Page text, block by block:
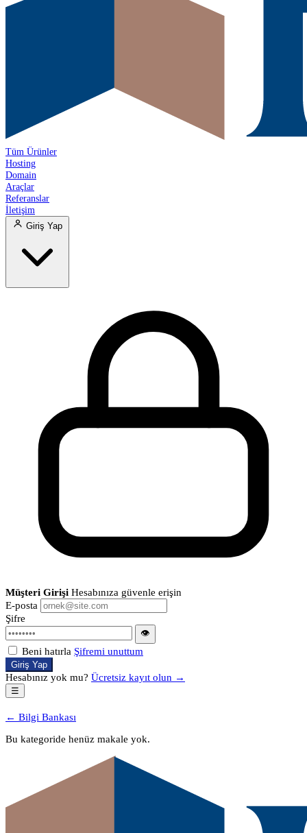
Tüm Ürünler
Hosting
Domain
Araçlar
Referanslar
İletişim
Giriş Yap
Müşteri Girişi Hesabınıza güvenle erişin
E-posta
Şifre
👁
Beni hatırla Şifremi unuttum
Giriş Yap
Hesabınız yok mu? Ücretsiz kayıt olun →
☰
← Bilgi Bankası
Bu kategoride henüz makale yok.